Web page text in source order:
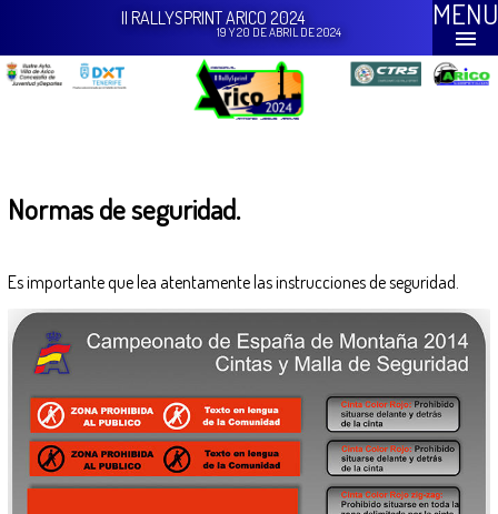
II RALLYSPRINT ARICO 2024
19 Y 20 DE ABRIL DE 2024
MENU
Normas de seguridad.
Es importante que lea atentamente las instrucciones de seguridad.